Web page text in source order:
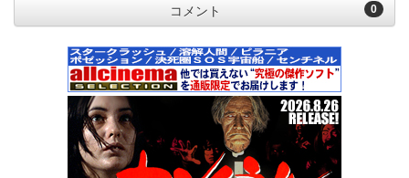
0
コメント